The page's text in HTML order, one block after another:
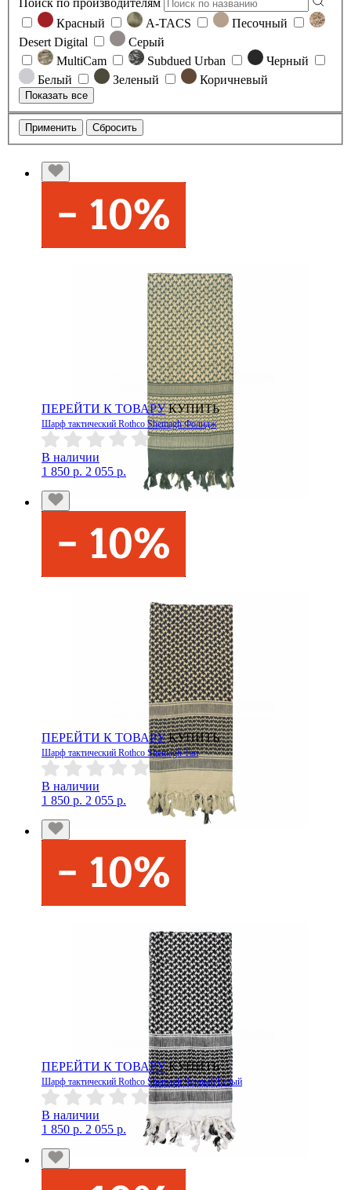
Поиск по производителям
Красный
A-TACS
Песочный
Desert Digital
Серый
MultiCam
Subdued Urban
Черный
Белый
Зеленый Коричневый
Показать все
Применить Сбросить
ПЕРЕЙТИ К ТОВАРУ КУПИТЬ
Шарф тактический Rothco Shemagh Фолидж
В наличии
1 850 р. 2 055 р.
ПЕРЕЙТИ К ТОВАРУ КУПИТЬ
Шарф тактический Rothco Shemagh Тан
В наличии
1 850 р. 2 055 р.
ПЕРЕЙТИ К ТОВАРУ КУПИТЬ
Шарф тактический Rothco Shemagh Черный/Белый
В наличии
1 850 р. 2 055 р.